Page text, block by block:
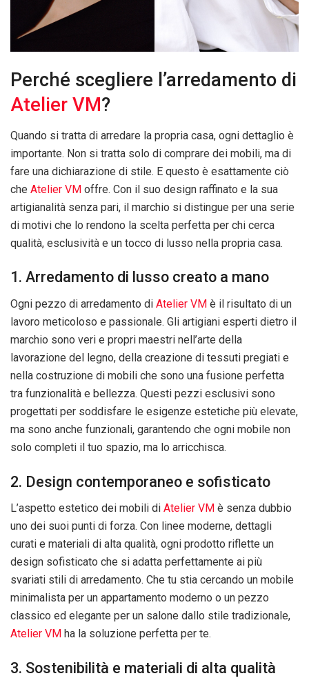
Perché scegliere l’arredamento di
Atelier VM?
Quando si tratta di arredare la propria casa, ogni dettaglio è
importante. Non si tratta solo di comprare dei mobili, ma di
fare una dichiarazione di stile. E questo è esattamente ciò
che Atelier VM offre. Con il suo design raffinato e la sua
artigianalità senza pari, il marchio si distingue per una serie
di motivi che lo rendono la scelta perfetta per chi cerca
qualità, esclusività e un tocco di lusso nella propria casa.
1. Arredamento di lusso creato a mano
Ogni pezzo di arredamento di Atelier VM è il risultato di un
lavoro meticoloso e passionale. Gli artigiani esperti dietro il
marchio sono veri e propri maestri nell’arte della
lavorazione del legno, della creazione di tessuti pregiati e
nella costruzione di mobili che sono una fusione perfetta
tra funzionalità e bellezza. Questi pezzi esclusivi sono
progettati per soddisfare le esigenze estetiche più elevate,
ma sono anche funzionali, garantendo che ogni mobile non
solo completi il tuo spazio, ma lo arricchisca.
2. Design contemporaneo e sofisticato
L’aspetto estetico dei mobili di Atelier VM è senza dubbio
uno dei suoi punti di forza. Con linee moderne, dettagli
curati e materiali di alta qualità, ogni prodotto riflette un
design sofisticato che si adatta perfettamente ai più
svariati stili di arredamento. Che tu stia cercando un mobile
minimalista per un appartamento moderno o un pezzo
classico ed elegante per un salone dallo stile tradizionale,
Atelier VM ha la soluzione perfetta per te.
3. Sostenibilità e materiali di alta qualità